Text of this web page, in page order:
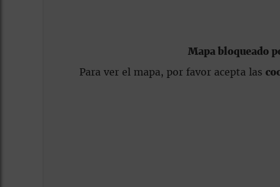
Mapa bloqueado
Para ver el mapa, por favor acepta las